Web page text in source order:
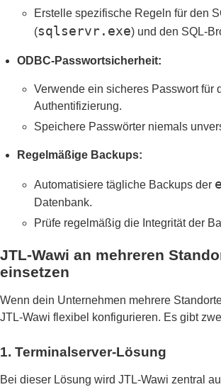
Erstelle spezifische Regeln für den
(sqlservr.exe) und den SQL-
ODBC-Passwortsicherheit:
Verwende ein sicheres Passwort für
Authentifizierung.
Speichere Passwörter niemals
Regelmäßige Backups:
Automatisiere tägliche Backups der
Datenbank.
Prüfe regelmäßig die Integrität der
JTL-Wawi an mehreren
einsetzen
Wenn dein Unternehmen mehrere
JTL-Wawi flexibel konfigurieren. Es gibt
1. Terminalserver-Lösung
Bei dieser Lösung wird JTL-Wawi zentral